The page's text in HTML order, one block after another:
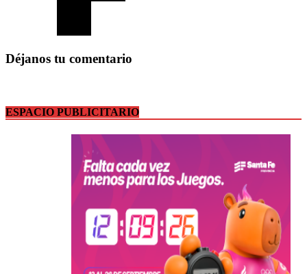
Déjanos tu comentario
ESPACIO PUBLICITARIO